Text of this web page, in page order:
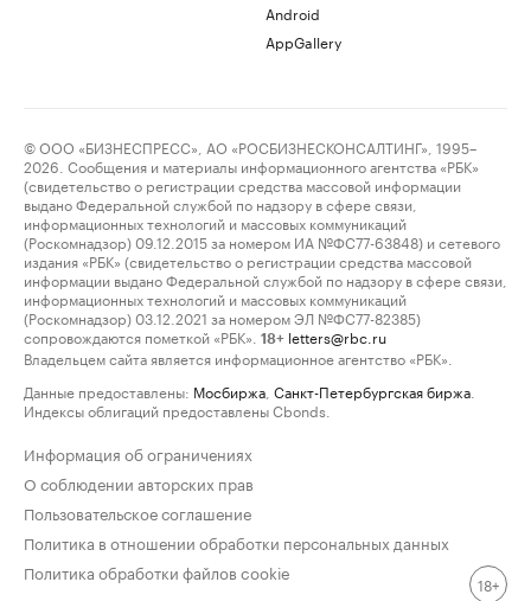
Android
AppGallery
© ООО «БИЗНЕСПРЕСС», АО «РОСБИЗНЕСКОНСАЛТИНГ», 1995–
2026. Сообщения и материалы информационного агентства «РБК»
(свидетельство о регистрации средства массовой информации
выдано Федеральной службой по надзору в сфере связи,
информационных технологий и массовых коммуникаций
(Роскомнадзор) 09.12.2015 за номером ИА №ФС77-63848) и сетевого
издания «РБК» (свидетельство о регистрации средства массовой
информации выдано Федеральной службой по надзору в сфере связи,
информационных технологий и массовых коммуникаций
(Роскомнадзор) 03.12.2021 за номером ЭЛ №ФС77-82385)
сопровождаются пометкой «РБК».
18+ letters@rbc.ru
Владельцем сайта является информационное агентство «РБК».
Данные предоставлены: Мосбиржа Санкт-Петербургская биржа
Индексы облигаций предоставлены Cbonds.
Информация об ограничениях
О соблюдении авторских прав
Пользовательское соглашение
Политика в отношении обработки персональных данных
Политика обработки файлов cookie
18+